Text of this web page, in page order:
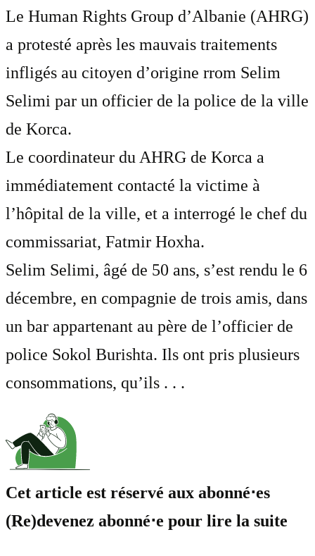
Le Human Rights Group d’Albanie (AHRG)
a protesté après les mauvais traitements
infligés au citoyen d’origine rrom Selim
Selimi par un officier de la police de la ville
de Korca.
Le coordinateur du AHRG de Korca a
immédiatement contacté la victime à
l’hôpital de la ville, et a interrogé le chef du
commissariat, Fatmir Hoxha.
Selim Selimi, âgé de 50 ans, s’est rendu le 6
décembre, en compagnie de trois amis, dans
un bar appartenant au père de l’officier de
police Sokol Burishta. Ils ont pris plusieurs
consommations, qu’ils . . .
Cet article est réservé aux abonné⋅es
(Re)devenez abonné⋅e pour lire la suite